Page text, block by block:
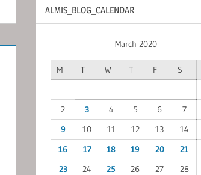
ALMIS_BLOG_CALENDAR
March 2020
M T W T F S
2
3 4 5 6 7
9
10 11 12 13 14
16
17 18 19 20 21
23
24 25 26 27 28